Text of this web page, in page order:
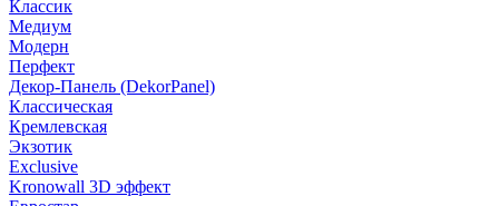
Классик
Медиум
Модерн
Перфект
Декор-Панель (DekorPanel)
Классическая
Кремлевская
Экзотик
Exclusive
Kronowall 3D эффект